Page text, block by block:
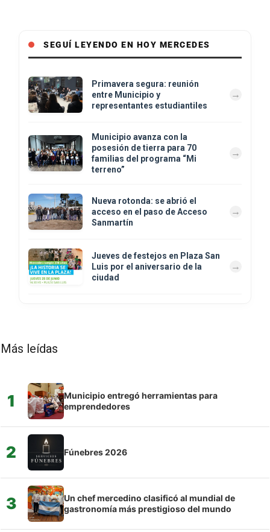
SEGUÍ LEYENDO EN HOY MERCEDES
Primavera segura: reunión
entre Municipio y
representantes estudiantiles
Municipio avanza con la
posesión de tierra para 70
familias del programa “Mi
terreno”
Nueva rotonda: se abrió el
acceso en el paso de Acceso
Sanmartín
Jueves de festejos en Plaza San
Luis por el aniversario de la
ciudad
Más leídas
1
Municipio entregó herramientas para
emprendedores
2 Fúnebres 2026
3
Un chef mercedino clasificó al mundial de
gastronomía más prestigioso del mundo